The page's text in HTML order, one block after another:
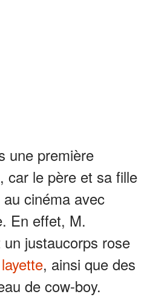
une première
car le père et sa fille
cinéma avec
En effet, M.
justaucorps rose
, ainsi que des
de cow-boy.